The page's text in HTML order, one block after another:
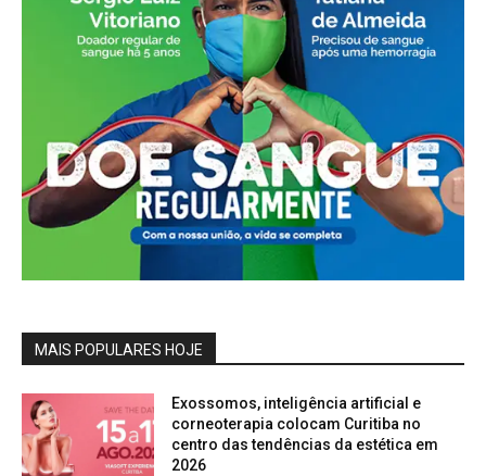
MAIS POPULARES HOJE
Exossomos, inteligência artificial e
corneoterapia colocam Curitiba no
centro das tendências da estética em
2026